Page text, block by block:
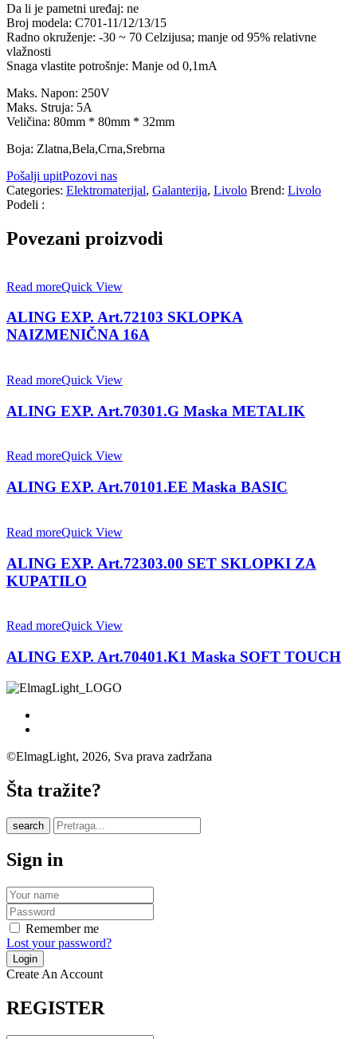
Da li je pametni uređaj: ne
Broj modela: C701-11/12/13/15
Radno okruženje: -30 ~ 70 Celzijusa; manje od 95% relativne
vlažnosti
Snaga vlastite potrošnje: Manje od 0,1mA
Maks. Napon: 250V
Maks. Struja: 5A
Veličina: 80mm * 80mm * 32mm
Boja: Zlatna,Bela,Crna,Srebrna
Pošalji upitPozovi nas
Categories: Elektromaterijal, Galanterija, Livolo Brend: Livolo
Podeli :
Povezani proizvodi
Read moreQuick View
ALING EXP. Art.72103 SKLOPKA
NAIZMENIČNA 16A
Read moreQuick View
ALING EXP. Art.70301.G Maska METALIK
Read moreQuick View
ALING EXP. Art.70101.EE Maska BASIC
Read moreQuick View
ALING EXP. Art.72303.00 SET SKLOPKI ZA
KUPATILO
Read moreQuick View
ALING EXP. Art.70401.K1 Maska SOFT TOUCH
©ElmagLight, 2026, Sva prava zadržana
Šta tražite?
search
Sign in
Remember me
Lost your password?
Create An Account
REGISTER